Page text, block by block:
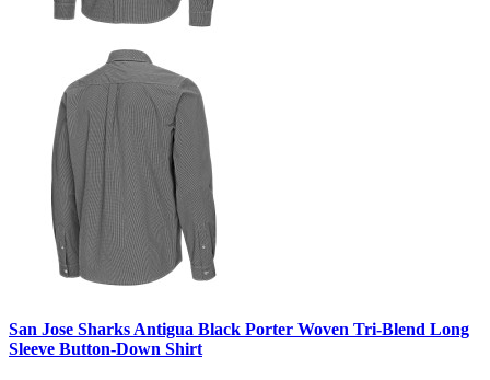
San Jose Sharks Antigua Black Porter Woven Tri-Blend Long
Sleeve Button-Down Shirt